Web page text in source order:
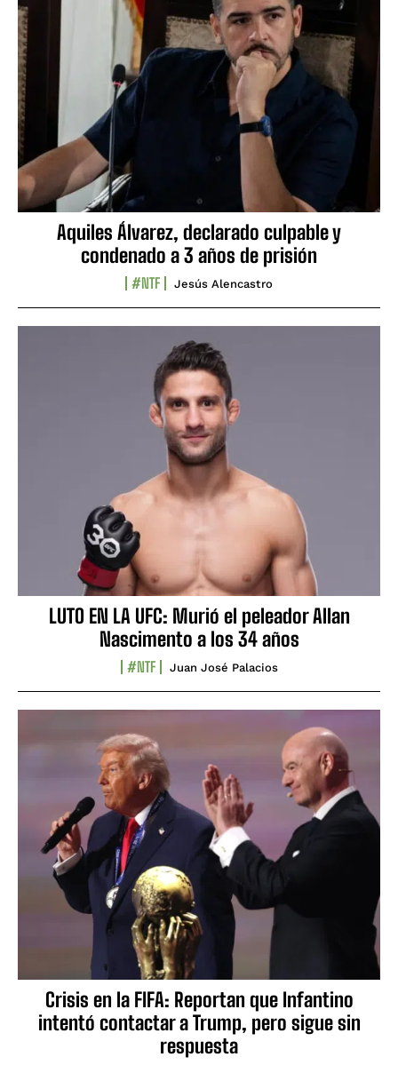
Aquiles Álvarez, declarado culpable y
condenado a 3 años de prisión
#NTF Jesús Alencastro
LUTO EN LA UFC: Murió el peleador Allan
Nascimento a los 34 años
#NTF Juan José Palacios
Crisis en la FIFA: Reportan que Infantino
intentó contactar a Trump, pero sigue sin
respuesta